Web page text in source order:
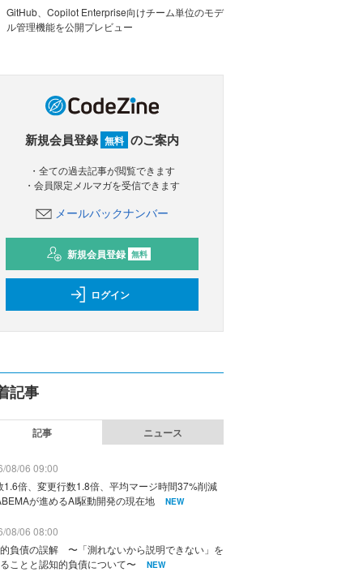
GitHub、Copilot Enterprise向けチーム単位のモデ
ル管理機能を公開プレビュー
新規会員登録 無料 のご案内
・全ての過去記事が閲覧できます
・会員限定メルマガを受信できます
メールバックナンバー
新規会員登録 無料
ログイン
記事
記事 ニュース
08/06 09:00
1.6倍、変更行数1.8倍、平均マージ時間37%削減
が進めるAI駆動開発の現在地
NEW
08/06 08:00
負債の誤解 〜「測れないから説明できない」を
ことと認知的負債について〜
NEW